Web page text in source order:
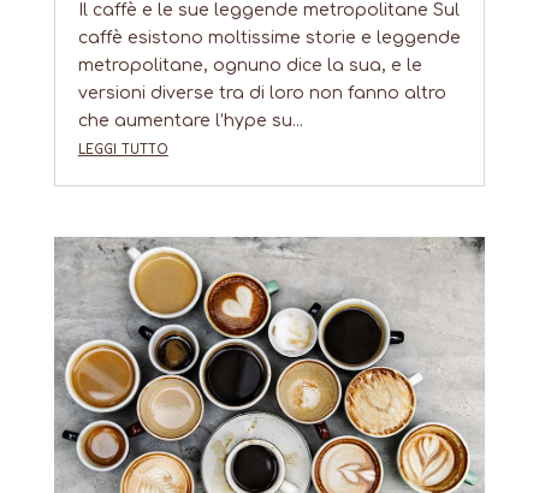
Il caffè e le sue leggende metropolitane Sul
caffè esistono moltissime storie e leggende
metropolitane, ognuno dice la sua, e le
versioni diverse tra di loro non fanno altro
che aumentare l’hype su...
leggi tutto